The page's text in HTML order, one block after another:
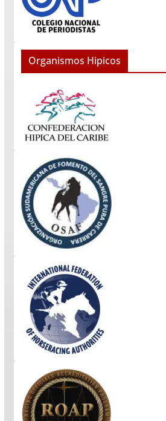
Organismos Hipicos